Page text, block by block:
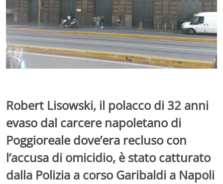
Robert Lisowski, il polacco di 32 anni
evaso dal carcere napoletano di
Poggioreale dove’era recluso con
l’accusa di omicidio, è stato catturato
dalla Polizia a corso Garibaldi a Napoli